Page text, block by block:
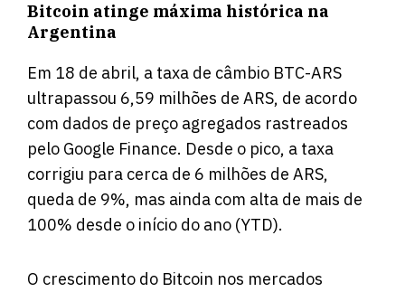
Bitcoin atinge máxima histórica na
Argentina
Em 18 de abril, a taxa de câmbio BTC-ARS
ultrapassou 6,59 milhões de ARS, de acordo
com dados de preço agregados rastreados
pelo Google Finance. Desde o pico, a taxa
corrigiu para cerca de 6 milhões de ARS,
queda de 9%, mas ainda com alta de mais de
100% desde o início do ano (YTD).
O crescimento do Bitcoin nos mercados